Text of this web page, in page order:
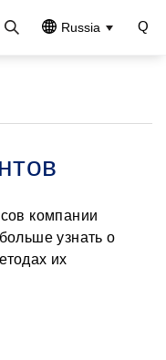
Russia
компании
узнать о
их